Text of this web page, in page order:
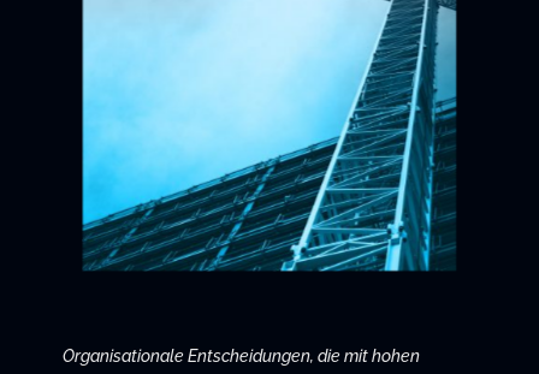
Organisationale Entscheidungen, die mit hohen